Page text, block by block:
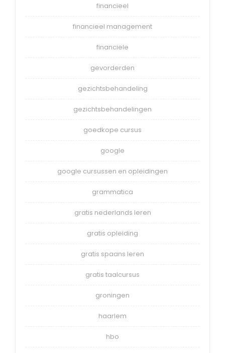
financieel
financieel management
financiele
gevorderden
gezichtsbehandeling
gezichtsbehandelingen
goedkope cursus
google
google cursussen en opleidingen
grammatica
gratis nederlands leren
gratis opleiding
gratis spaans leren
gratis taalcursus
groningen
haarlem
hbo